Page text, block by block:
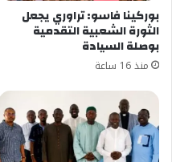
شارك هذا الموضوع:
فيس بوك
معجب بهذه:
بوركينا فاسو: تراوري يجعل
الثورة الشعبية التقدمية
بوصلة السيادة
منذ 16 ساعة